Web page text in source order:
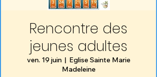
Rencontre des
jeunes adultes
ven. 19 juin
  |
Eglise Sainte Marie
Madeleine